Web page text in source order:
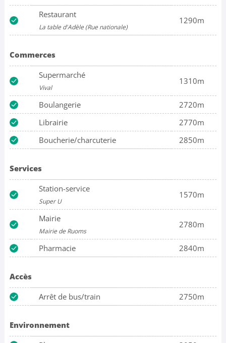
Restaurant
La table d'Adèle (Rue nationale)
1290m
Commerces
Supermarché
Vival
1310m
Boulangerie
2720m
Librairie
2770m
Boucherie/charcuterie
2850m
Services
Station-service
Super U
1570m
Mairie
Mairie de Ruoms
2780m
Pharmacie 2840m
Accès
Arrêt de bus/train
2750m
Environnement